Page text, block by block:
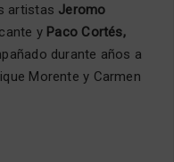
artistas Jeromo
y Paco Cortés,
durante años a
Morente y Carmen